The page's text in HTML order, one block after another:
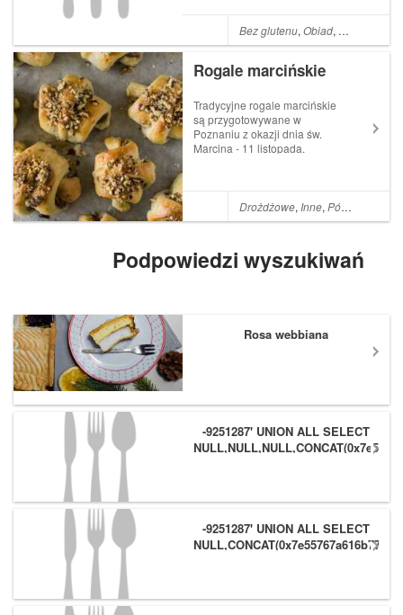
tamtym roku była wybitnie
dobra, zrobiłam udka długo
Bez glutenu,Obiad, świątecznie
Rogale marcińskie
Tradycyjne rogale marcińskie
są przygotowywane w
Poznaniu z okazji dnia św.
Marcina - 11 listopada.
maku, orzechów i bakalii.
Całość zwieńczona warstwą
Drożdżowe, Inne,Półfrancuskie
Podpowiedzi wyszukiwań
Rosa webbiana
-9251287' UNION ALL SELECT
-9251287' UNION ALL SELECT
NULL,CONCAT(0x7e55767a616b77,